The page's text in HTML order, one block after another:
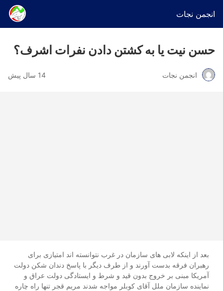
انجمن نجات
حسن نیت یا به کشتن دادن نفرات اشرف؟
انجمن نجات 14 سال پیش
بعد از اینکه لابی های سازمان در غرب نتوانسته اند امتیازی برای
رهبران فرقه بدست آورند و از طرف دیگر با پاسخ دندان شکن دولت
آمریکا مبنی بر خروج بدون قید و شرط و ایستادگی دولت عراق و
نماینده سازمان ملل آقای کوبلر مواجه شدند مریم قجر تنها راه چاره